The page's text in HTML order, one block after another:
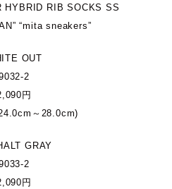
HYBRID RIB SOCKS SS
“mita sneakers”
OUT
2
円
～28.0cm)
GRAY
2
円